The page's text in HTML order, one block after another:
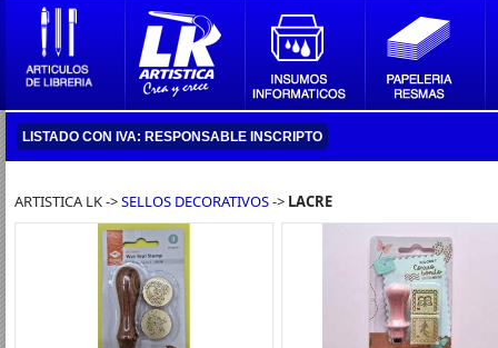
LISTADO CON IVA: RESPONSABLE INSCRIPTO
ARTISTICA LK ->SELLOS DECORATIVOS-> LACRE